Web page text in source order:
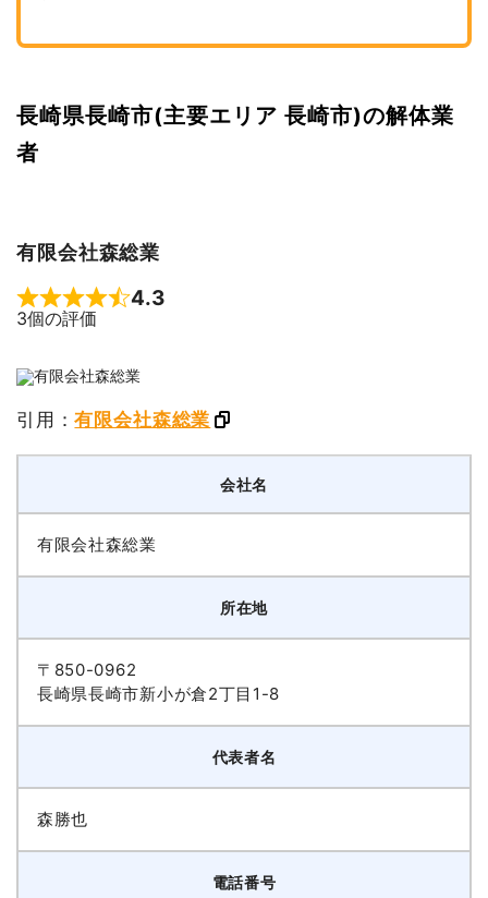
長崎県長崎市(主要エリア 長崎市)の解体業
者
有限会社森総業
Rated 4.3 out of 5
4.3
3個の評価
引用：有限会社森総業
会社名
有限会社森総業
所在地
〒850-0962
長崎県長崎市新小が倉2丁目1-8
代表者名
森勝也
電話番号